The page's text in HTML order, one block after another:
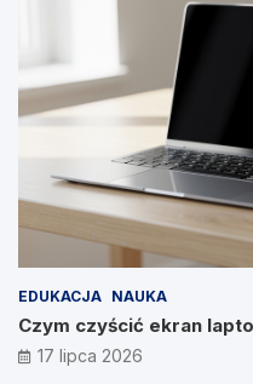
EDUKACJA NAUKA
Czym czyścić ekran
17 lipca 2026